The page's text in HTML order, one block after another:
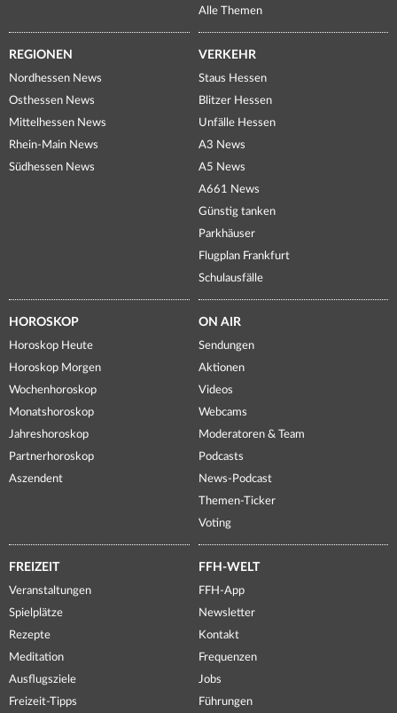
Alle Themen
REGIONEN
Nordhessen News
Osthessen News
Mittelhessen News
Rhein-Main News
Südhessen News
VERKEHR
Staus Hessen
Blitzer Hessen
Unfälle Hessen
A3 News
A5 News
A661 News
Günstig tanken
Parkhäuser
Flugplan Frankfurt
Schulausfälle
HOROSKOP
Horoskop Heute
Horoskop Morgen
Wochenhoroskop
Monatshoroskop
Jahreshoroskop
Partnerhoroskop
Aszendent
ON AIR
Sendungen
Aktionen
Videos
Webcams
Moderatoren & Team
Podcasts
News-Podcast
Themen-Ticker
Voting
FREIZEIT
Veranstaltungen
Spielplätze
Rezepte
Meditation
Ausflugsziele
Freizeit-Tipps
FFH-WELT
FFH-App
Newsletter
Kontakt
Frequenzen
Jobs
Führungen